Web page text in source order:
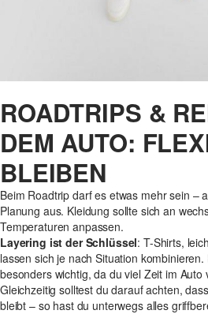
ROADTRIPS &
DEM AUTO:
BLEIBEN
Beim Roadtrip darf es etwas mehr sein –
Planung aus. Kleidung sollte sich an
Temperaturen anpassen.
Layering ist der Schlüssel: T-Shirts,
lassen sich je nach Situation
besonders wichtig, da du viel Zeit im Auto
Gleichzeitig solltest du darauf achten,
bleibt – so hast du unterwegs alles